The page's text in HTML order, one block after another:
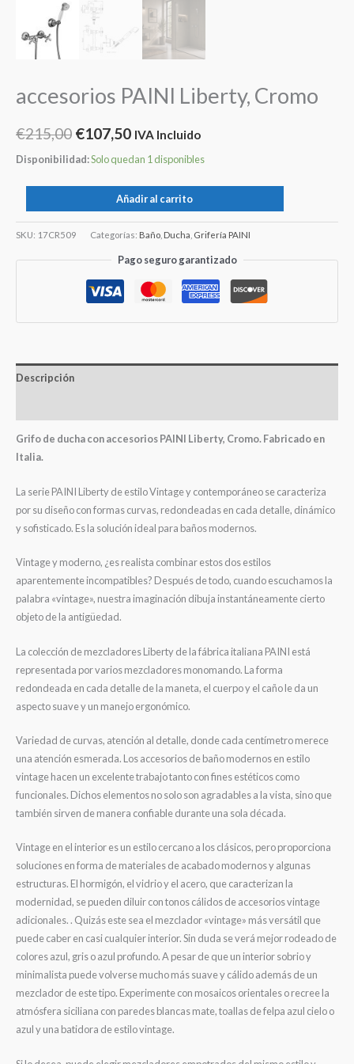
accesorios PAINI Liberty, Cromo
€215,00 €107,50 IVA Incluido
Disponibilidad:Solo quedan 1 disponibles
Añadir al carrito
SKU: 17CR509 Categorías: Baño Ducha Grifería PAINI
Pago seguro garantizado
Descripción
Grifo de ducha con accesorios PAINI Liberty, Cromo. Fabricado en
Italia.
La serie PAINI Liberty de estilo Vintage y contemporáneo se caracteriza
por su diseño con formas curvas, redondeadas en cada detalle, dinámico
y sofisticado. Es la solución ideal para baños modernos.
Vintage y moderno, ¿es realista combinar estos dos estilos
aparentemente incompatibles? Después de todo, cuando escuchamos la
palabra «vintage», nuestra imaginación dibuja instantáneamente cierto
objeto de la antigüedad.
La colección de mezcladores Liberty de la fábrica italiana PAINI está
representada por varios mezcladores monomando. La forma
redondeada en cada detalle de la maneta, el cuerpo y el caño le da un
aspecto suave y un manejo ergonómico.
Variedad de curvas, atención al detalle, donde cada centímetro merece
una atención esmerada. Los accesorios de baño modernos en estilo
vintage hacen un excelente trabajo tanto con fines estéticos como
funcionales. Dichos elementos no solo son agradables a la vista, sino que
también sirven de manera confiable durante una sola década.
Vintage en el interior es un estilo cercano a los clásicos, pero proporciona
soluciones en forma de materiales de acabado modernos y algunas
estructuras. El hormigón, el vidrio y el acero, que caracterizan la
modernidad, se pueden diluir con tonos cálidos de accesorios vintage
adicionales. . Quizás este sea el mezclador «vintage» más versátil que
puede caber en casi cualquier interior. Sin duda se verá mejor rodeado de
colores azul, gris o azul profundo. A pesar de que un interior sobrio y
minimalista puede volverse mucho más suave y cálido además de un
mezclador de este tipo. Experimente con mosaicos orientales o recree la
atmósfera siciliana con paredes blancas mate, toallas de felpa azul cielo o
azul y una batidora de estilo vintage.